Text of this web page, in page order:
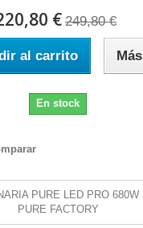
€ 249,80 €
al carrito Más
En stock